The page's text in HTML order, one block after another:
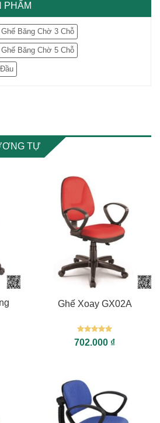
PHẨM
Ghế Băng Chờ 3 Chỗ
Ghế Băng Chờ 5 Chỗ
TỰ
Ghế Xoay GX02A
Được xếp
hạng55
702.000 ₫